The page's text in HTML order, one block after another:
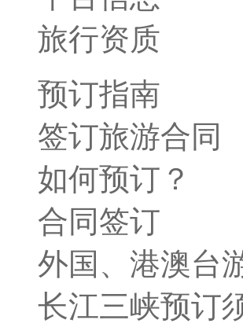
旅行资质
预订指南
签订旅游合同
如何预订？
合同签订
外国、港澳台
长江三峡预订